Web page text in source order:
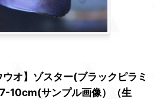
ウオ】ゾスター(ブラックピラミ
10cm(サンプル画像）（生